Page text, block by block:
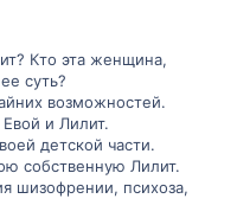
Кто эта женщина,
суть?
возможностей.
и Лилит.
детской части.
собственную Лилит.
шизофрении, психоза,